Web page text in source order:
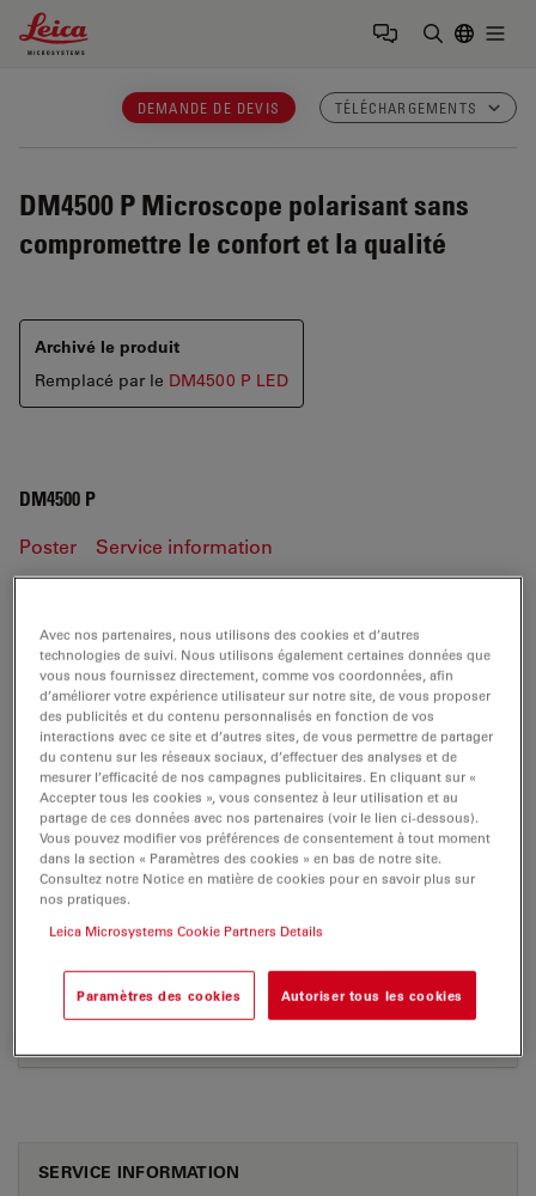
Leica Microsystems Logo
DEMANDE DE DEVIS TÉLÉCHARGEMENTS
DM4500 P Microscope polarisant sans
compromettre le confort et la qualité
Archivé le produit
Remplacé par le DM4500 P LED
DM4500 P
Poster Service information
DM4500 P
POSTER
Leica DM4000 B-Poster LightPath en
Jul 27, 2026 PDF, 2 MB
DOWNLOAD
Jul 27, 2026 ZIP, 4 MB
DOWNLOAD
SERVICE INFORMATION
Avec nos partenaires, nous utilisons des cookies et d’autres
technologies de suivi. Nous utilisons également certaines données que
vous nous fournissez directement, comme vos coordonnées, afin
d’améliorer votre expérience utilisateur sur notre site, de vous proposer
des publicités et du contenu personnalisés en fonction de vos
interactions avec ce site et d’autres sites, de vous permettre de partager
du contenu sur les réseaux sociaux, d’effectuer des analyses et de
mesurer l’efficacité de nos campagnes publicitaires. En cliquant sur «
Accepter tous les cookies », vous consentez à leur utilisation et au
partage de ces données avec nos partenaires (voir le lien ci-dessous).
Vous pouvez modifier vos préférences de consentement à tout moment
dans la section « Paramètres des cookies » en bas de notre site.
Consultez notre Notice en matière de cookies pour en savoir plus sur
nos pratiques.
Leica Microsystems Cookie Partners Details
Paramètres des cookies Autoriser tous les cookies